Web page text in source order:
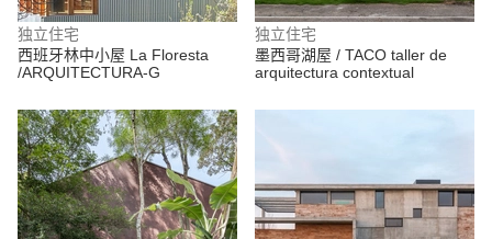
独立住宅
西班牙林中小屋 La Floresta
/ARQUITECTURA-G
独立住宅
墨西哥湖屋 / TACO taller de
arquitectura contextual